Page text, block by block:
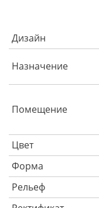
Дизайн
Назначение
Помещение
Цвет
Форма
Рельеф